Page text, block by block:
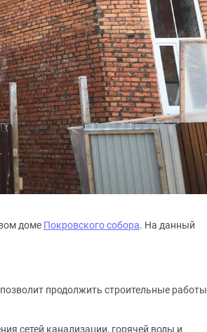
доме Покровского собора. На данный
продолжить строительные работы